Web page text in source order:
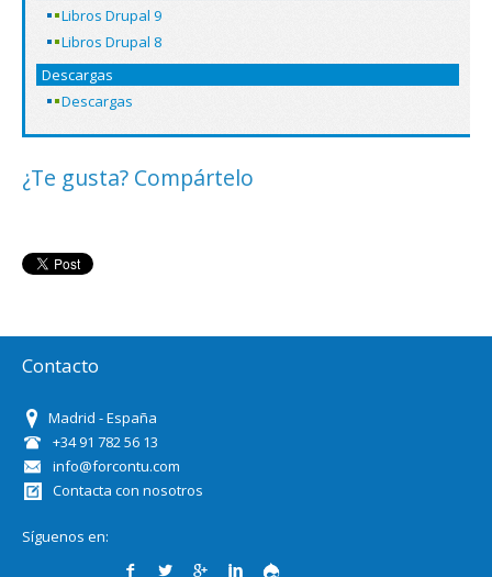
Libros Drupal 9
Libros Drupal 8
Descargas
Descargas
¿Te gusta? Compártelo
Contacto
Madrid - España
+34 91 782 56 13
info@forcontu.com
Contacta con nosotros
Síguenos en: